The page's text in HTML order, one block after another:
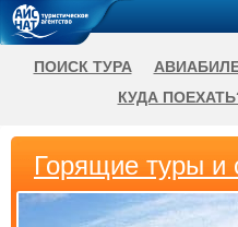
Горящие туры и
ПОИСК ТУРА
КУДА